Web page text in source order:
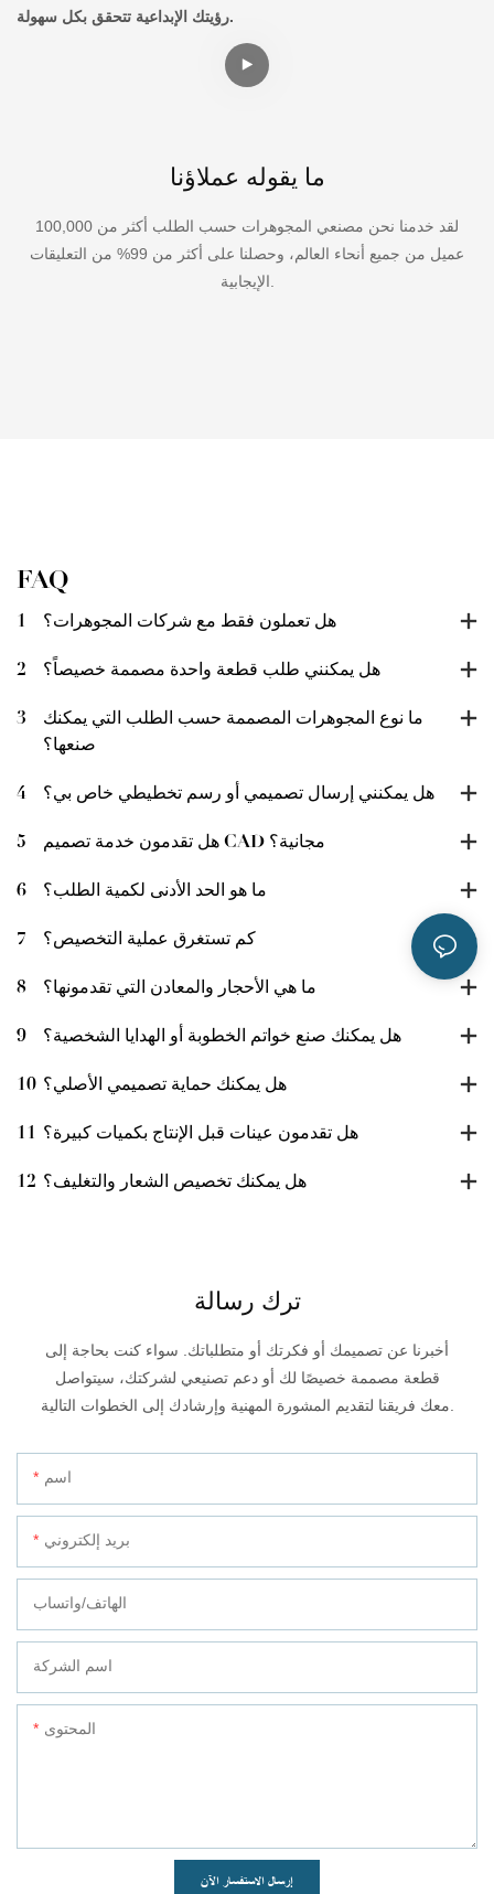
رؤيتك الإبداعية تتحقق بكل سهولة.
ما يقوله عملاؤنا
لقد خدمنا نحن مصنعي المجوهرات حسب الطلب أكثر من 100,000
عميل من جميع أنحاء العالم، وحصلنا على أكثر من 99% من التعليقات
الإيجابية.
FAQ
1 هل تعملون فقط مع شركات المجوهرات؟
2 هل يمكنني طلب قطعة واحدة مصممة خصيصاً؟
3
ما نوع المجوهرات المصممة حسب الطلب التي يمكنك
صنعها؟
4 هل يمكنني إرسال تصميمي أو رسم تخطيطي خاص بي؟
5 هل تقدمون خدمة تصميم CAD مجانية؟
6 ما هو الحد الأدنى لكمية الطلب؟
7 كم تستغرق عملية التخصيص؟
8 ما هي الأحجار والمعادن التي تقدمونها؟
9 هل يمكنك صنع خواتم الخطوبة أو الهدايا الشخصية؟
10 هل يمكنك حماية تصميمي الأصلي؟
11 هل تقدمون عينات قبل الإنتاج بكميات كبيرة؟
12 هل يمكنك تخصيص الشعار والتغليف؟
ترك رسالة
أخبرنا عن تصميمك أو فكرتك أو متطلباتك. سواء كنت بحاجة إلى
قطعة مصممة خصيصًا لك أو دعم تصنيعي لشركتك، سيتواصل
اسم
بريد إلكتروني
الهاتف/واتساب
اسم الشركة
المحتوى
إرسال الاستفسار الآن